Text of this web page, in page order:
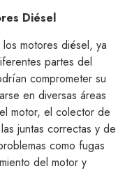
Diésel
motores diésel, ya
partes del
comprometer su
en diversas áreas
motor, el colector de
juntas correctas y de
como fugas
del motor y